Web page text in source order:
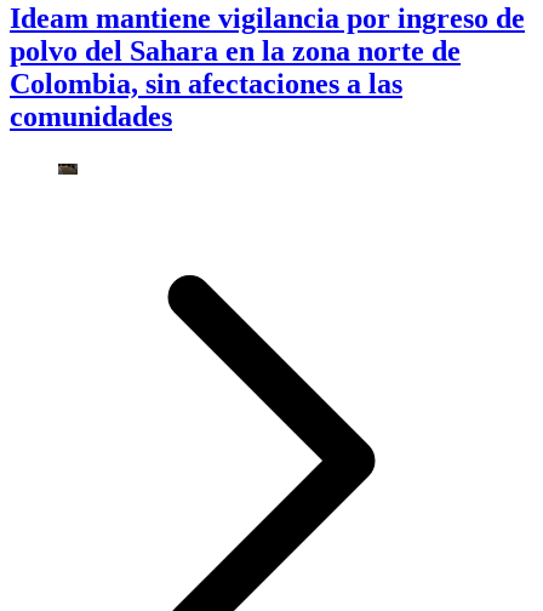
Ideam mantiene vigilancia por ingreso de
polvo del Sahara en la zona norte de
Colombia, sin afectaciones a las
comunidades